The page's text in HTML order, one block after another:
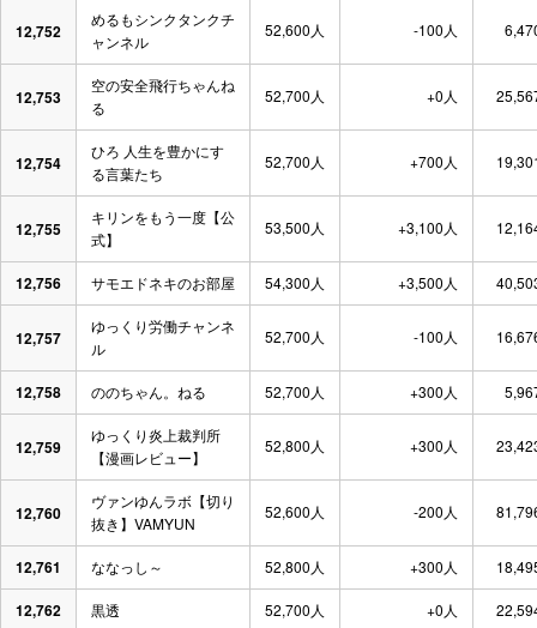
12,752
めるもシンクタンクチ
ャンネル
52,600人 -100人
12,753
空の安全飛行ちゃんね
る
52,700人 +0人
12,754
ひろ 人生を豊かにす
る言葉たち
52,700人 +700人
12,755
キリンをもう一度【公
式】
53,500人 +3,100人
12,756 サモエドネキのお部屋 54,300人 +3,500人
12,757
ゆっくり労働チャンネ
ル
52,700人 -100人
12,758 ののちゃん。ねる 52,700人 +300人
12,759
ゆっくり炎上裁判所
【漫画レビュー】
52,800人 +300人
12,760
ヴァンゆんラボ【切り
抜き】VAMYUN
52,600人 -200人
12,761 ななっし～ 52,800人 +300人
12,762 黒透 52,700人 +0人